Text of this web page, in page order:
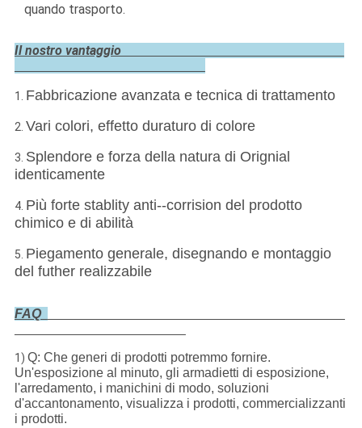
quando trasporto.
Il nostro vantaggio
1. Fabbricazione avanzata e tecnica di trattamento
2. Vari colori, effetto duraturo di colore
3. Splendore e forza della natura di Orignial
identicamente
4. Più forte stablity anti--corrision del prodotto
chimico e di abilità
5. Piegamento generale, disegnando e montaggio
del futher realizzabile
FAQ
1) Q: Che generi di prodotti potremmo fornire.
Un'esposizione al minuto, gli armadietti di esposizione,
l'arredamento, i manichini di modo, soluzioni
d'accantonamento, visualizza i prodotti, commercializzanti
i prodotti.